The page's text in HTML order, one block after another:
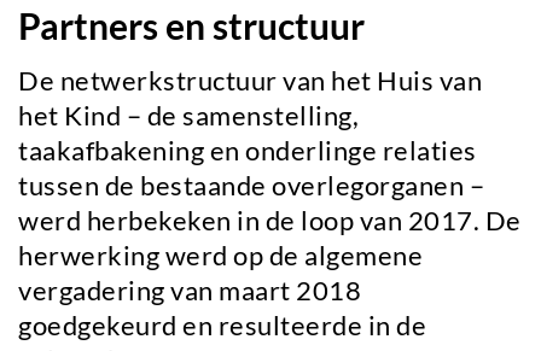
gaan
Partners en structuur
De netwerkstructuur van het Huis van
het Kind – de samenstelling,
taakafbakening en onderlinge relaties
tussen de bestaande overlegorganen –
werd herbekeken in de loop van 2017. De
herwerking werd op de algemene
vergadering van maart 2018
goedgekeurd en resulteerde in de